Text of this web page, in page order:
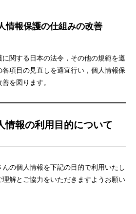
情報保護の仕組みの改善
関する日本の法令，その他の規範を遵
項目の見直しを適宜行い，個人情報保
を図ります。
情報の利用目的について
の個人情報を下記の目的で利用いたし
理解とご協力をいただきますようお願い